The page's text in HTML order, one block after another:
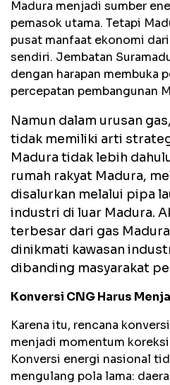
Madura menjadi sumber
pemasok utama. Tetapi
pusat manfaat ekonomi dari
sendiri. Jembatan
dengan harapan membuka
percepatan pembangunan
Namun dalam urusan
tidak memiliki arti
Madura tidak lebih
rumah rakyat Madura,
disalurkan melalui pipa
industri di luar Madura. A
terbesar dari gas
dinikmati kawasan
dibanding masyarakat
Konversi CNG Harus
Karena itu, rencana
menjadi momentum
Konversi energi nasional
mengulang pola lama: